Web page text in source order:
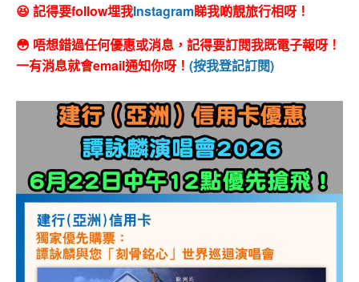
😆 記得要follow埋我Instagram睇我啲靚旅行相呀！
😳 唔想錯過任何優惠或消息，記得要訂閱我既電子報呀！
一有消息就會email通知你呀！ (按我登記訂閱)